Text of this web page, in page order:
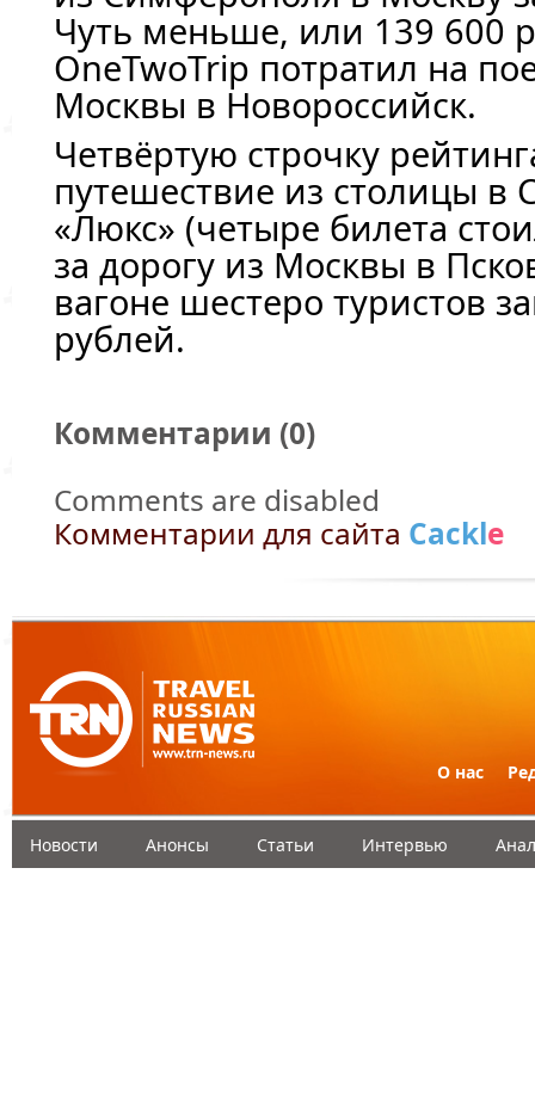
Чуть меньше, или 139 600
OneTwoTrip потратил на
Москвы в Новороссийск.
Четвёртую строчку
путешествие из столицы в
«Люкс» (четыре билета
за дорогу из Москвы в
вагоне шестеро туристов
рублей.
Комментарии (0)
Comments are disabled
Комментарии для сайта Cackle
О нас
Новости Анонсы Статьи Интервью